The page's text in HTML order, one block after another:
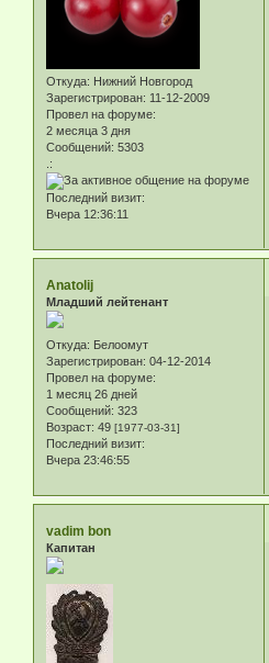
Откуда: Нижний Новгород
Зарегистрирован: 11-12-2009
Провел на форуме:
2 месяца 3 дня
Сообщений: 5303
.:
Последний визит:
Вчера 12:36:11
Anatolij
Младший лейтенант
Откуда: Белоомут
Зарегистрирован: 04-12-2014
Провел на форуме:
1 месяц 26 дней
Сообщений: 323
Возраст: 49 [1977-03-31]
Последний визит:
Вчера 23:46:55
vadim bon
Капитан